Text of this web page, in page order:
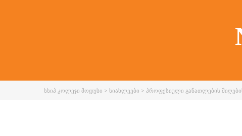
ᲡᲡᲘᲞ ᲙᲝᲚᲔᲯᲘ ᲛᲝᲓᲣᲡᲘ > ᲡᲘᲐᲮᲚᲔᲔᲑᲘ > ᲞᲠᲝᲤᲔᲡᲘᲣᲚᲘ ᲒᲐᲜᲐᲗᲚᲔᲑᲘᲡ